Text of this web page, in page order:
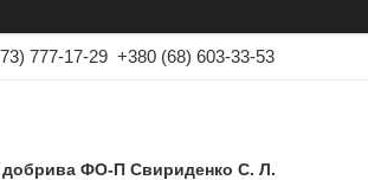
777-17-29 +380 (68) 603-33-53
добрива ФО-П Свириденко С. Л.